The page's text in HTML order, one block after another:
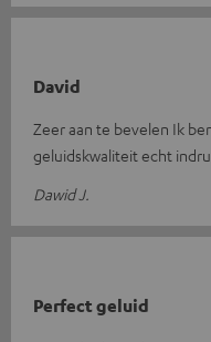
David
Zeer aan te bevelen Ik
geluidskwaliteit echt
Dawid J.
Perfect geluid